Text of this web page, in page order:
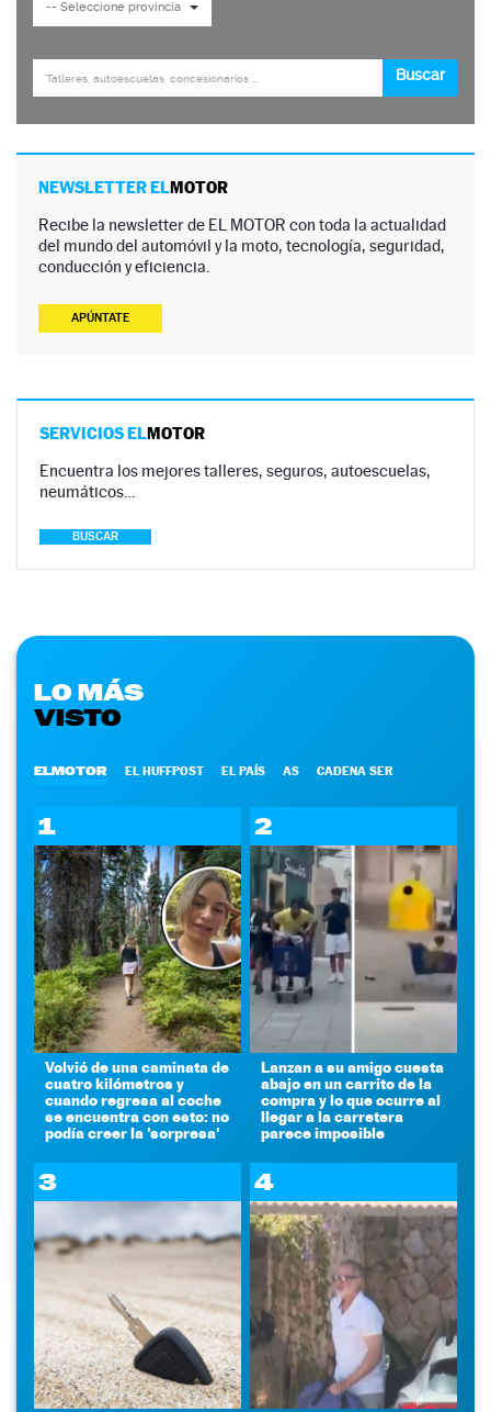
NEWSLETTER ELMOTOR
Recibe la newsletter de EL MOTOR con toda la actualidad
del mundo del automóvil y la moto, tecnología, seguridad,
conducción y eficiencia.
APÚNTATE
SERVICIOS ELMOTOR
Encuentra los mejores talleres, seguros, autoescuelas,
neumáticos…
BUSCAR
LO MÁS
VISTO
ELMOTOR EL HUFFPOST EL PAÍS AS CADENA SER
1
Volvió de una caminata de
cuatro kilómetros y
cuando regresa al coche
se encuentra con esto: no
podía creer la 'sorpresa'
2
Lanzan a su amigo cuesta
abajo en un carrito de la
compra y lo que ocurre al
llegar a la carretera
parece imposible
3 4